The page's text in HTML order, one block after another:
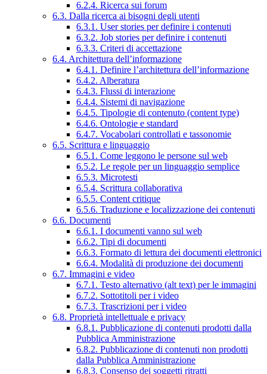
6.2.4. Ricerca sui forum
6.3. Dalla ricerca ai bisogni degli utenti
6.3.1. User stories per definire i contenuti
6.3.2. Job stories per definire i contenuti
6.3.3. Criteri di accettazione
6.4. Architettura dell’informazione
6.4.1. Definire l’architettura dell’informazione
6.4.2. Alberatura
6.4.3. Flussi di interazione
6.4.4. Sistemi di navigazione
6.4.5. Tipologie di contenuto (content type)
6.4.6. Ontologie e standard
6.4.7. Vocabolari controllati e tassonomie
6.5. Scrittura e linguaggio
6.5.1. Come leggono le persone sul web
6.5.2. Le regole per un linguaggio semplice
6.5.3. Microtesti
6.5.4. Scrittura collaborativa
6.5.5. Content critique
6.5.6. Traduzione e localizzazione dei contenuti
6.6. Documenti
6.6.1. I documenti vanno sul web
6.6.2. Tipi di documenti
6.6.3. Formato di lettura dei documenti elettronici
6.6.4. Modalità di produzione dei documenti
6.7. Immagini e video
6.7.1. Testo alternativo (alt text) per le immagini
6.7.2. Sottotitoli per i video
6.7.3. Trascrizioni per i video
6.8. Proprietà intellettuale e privacy
6.8.1. Pubblicazione di contenuti prodotti dalla
Pubblica Amministrazione
6.8.2. Pubblicazione di contenuti non prodotti
dalla Pubblica Amministrazione
6.8.3. Consenso dei soggetti ritratti